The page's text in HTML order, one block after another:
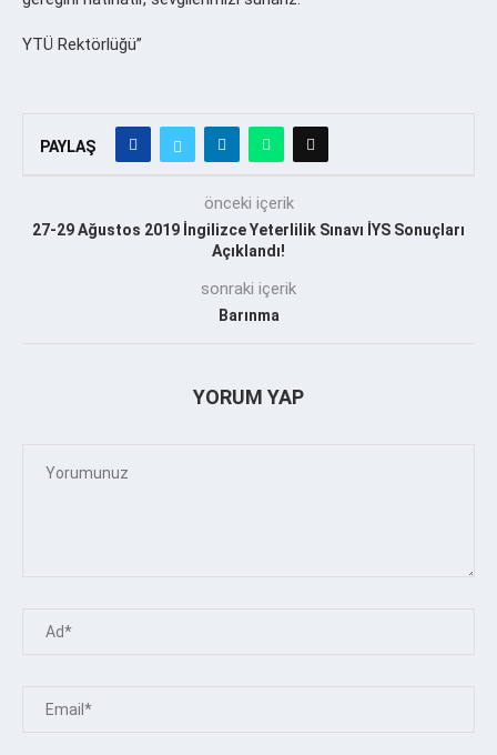
YTÜ Rektörlüğü”
PAYLAŞ
önceki içerik
27-29 Ağustos 2019 İngilizce Yeterlilik Sınavı İYS Sonuçları
Açıklandı!
sonraki içerik
Barınma
YORUM YAP